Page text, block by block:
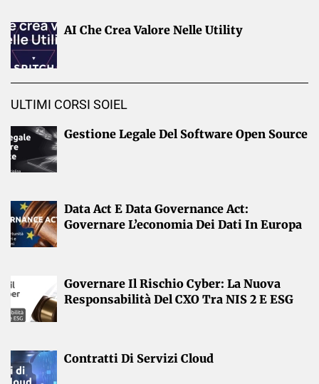
AI Che Crea Valore Nelle Utility
ULTIMI CORSI SOIEL
Gestione Legale Del Software Open Source
Data Act E Data Governance Act:
Governare L’economia Dei Dati In Europa
Governare Il Rischio Cyber: La Nuova
Responsabilità Del CXO Tra NIS 2 E ESG
Contratti Di Servizi Cloud